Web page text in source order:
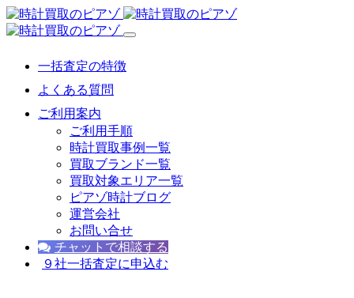
一括査定の特徴
よくある質問
ご利用案内
ご利用手順
時計買取事例一覧
買取ブランド一覧
買取対象エリア一覧
ピアゾ時計ブログ
運営会社
お問い合せ
チャットで相談する
９社一括査定に申込む